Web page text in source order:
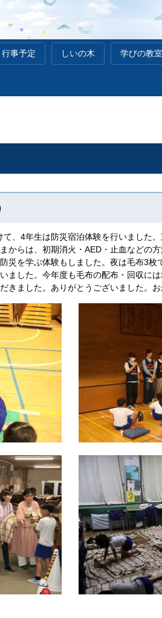
行事予定 しいの木 学びの教室
、4年生は防災宿泊体験を行いました
からは、初期消火・AED・止血などの
災を学ぶ体験もしました。夜は毛布3
ました。今年度も毛布の配布・回収に
きました。ありがとうございました。